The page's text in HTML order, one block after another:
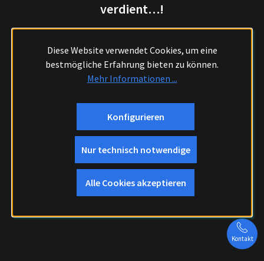
verdient…!
Kontakt
Diese Website verwendet Cookies, um eine
bestmögliche Erfahrung bieten zu können.
Mehr Informationen ...
Nur technisch notwendige
Konfigurieren
Alle Cookies akzeptieren